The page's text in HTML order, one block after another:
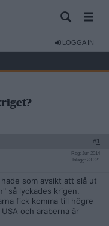
LOGGA IN
#1
Reg: Jun 2014
Inlägg: 23 321
som avsikt att slå ut
så lyckades krigen.
fick komma till högre
och araberna är